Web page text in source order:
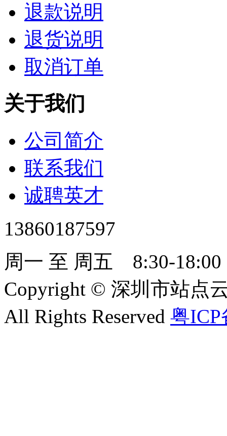
退款说明
退货说明
取消订单
关于我们
公司简介
联系我们
诚聘英才
13860187597
周一 至 周五 8:30-18:00
Copyright © 深圳市站点
All Rights Reserved 粤ICP